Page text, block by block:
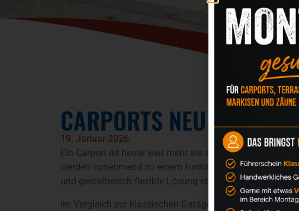
CARPORTS NEU
19. Januar 2026
Ein Carport ist heute weit mehr als ein einfacher
werden zunehmend zu einem funktionalen Bestandteil
und gestalterisch flexible Lösung etabliert.
Im Vergleich zur klassischen Garage bietet ein Carport